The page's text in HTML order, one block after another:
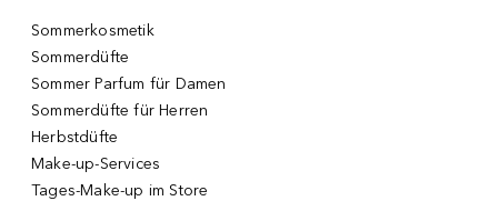
Sommerkosmetik
Sommerdüfte
Sommer Parfum für Damen
Sommerdüfte für Herren
Herbstdüfte
Make-up-Services
Tages-Make-up im Store